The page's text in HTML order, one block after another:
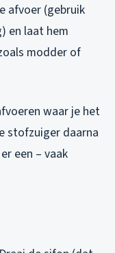
afvoer (gebruik
en laat hem
modder of
waar je het
stofzuiger daarna
een – vaak